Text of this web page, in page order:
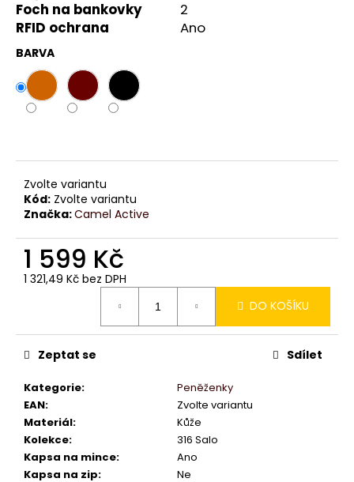
Foch na bankovky
2
RFID ochrana
Ano
BARVA
Zvolte variantu
Kód: Zvolte variantu
Značka:Camel Active
1 599 Kč
1 321,49 Kč bez DPH
DO KOŠÍKU
Kategorie:
Peněženky
EAN:
Zvolte variantu
Materiál:
Kůže
Kolekce:
316 Salo
Kapsa na mince:
Ano
Kapsa na zip:
Ne
Zeptat se Sdílet
m
e